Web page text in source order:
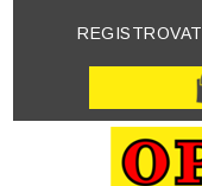
REGISTROVAT